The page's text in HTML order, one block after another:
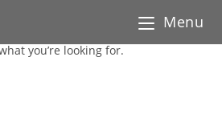
Menu
you’re looking for.